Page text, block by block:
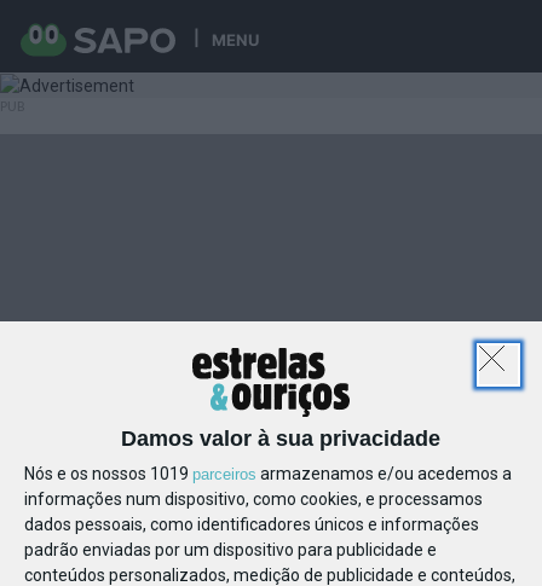
Damos valor à sua privacidade
Nós e os nossos 1019 parceiros armazenamos e/ou acedemos a
informações num dispositivo, como cookies, e processamos
dados pessoais, como identificadores únicos e informações
padrão enviadas por um dispositivo para publicidade e
conteúdos personalizados, medição de publicidade e conteúdos,
MENU